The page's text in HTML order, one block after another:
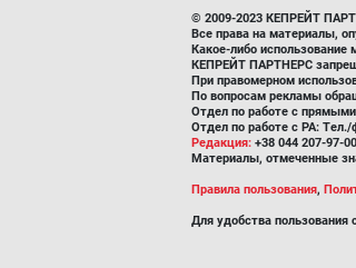
© 2009-2023 КЕПРЕЙТ
Все права на материалы,
Какое-либо использование
КЕПРЕЙТ ПАРТНЕРС
При правомерном
По вопросам рекламы
Отдел по работе с
Отдел по работе с РА: Тел./
Редакция: +38 044 207-97-
Материалы, отмеченные
Правила пользования,
Для удобства пользования